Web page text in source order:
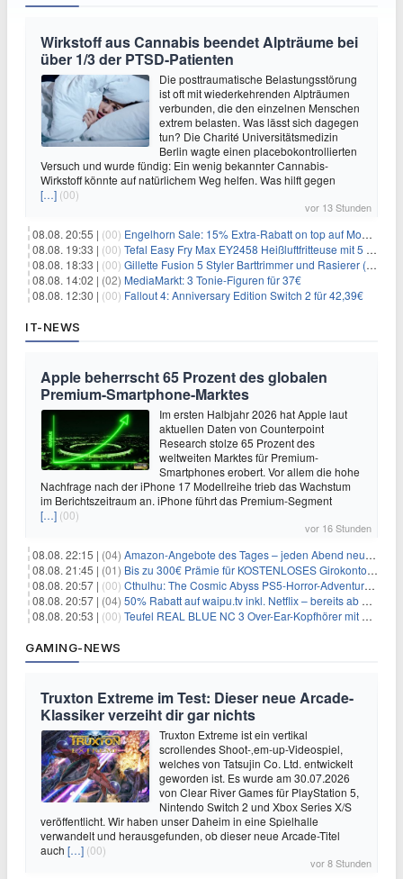
Wirkstoff aus Cannabis beendet Alpträume bei
über 1/3 der PTSD-Patienten
Die posttraumatische Belastungsstörung
ist oft mit wiederkehrenden Alpträumen
verbunden, die den einzelnen Menschen
extrem belasten. Was lässt sich dagegen
tun? Die Charité Universitätsmedizin
Berlin wagte einen placebokontrollierten
Versuch und wurde fündig: Ein wenig bekannter Cannabis-
Wirkstoff könnte auf natürlichem Weg helfen. Was hilft gegen
[…] (00)
vor 13 Stunden
08.08. 20:55 | (00) Engelhorn Sale: 15% Extra-Rabatt on top auf Mode- und Sport-Artikel
08.08. 19:33 | (00) Tefal Easy Fry Max EY2458 Heißluftfritteuse mit 5 Litern für 64,99€
08.08. 18:33 | (00) Gillette Fusion 5 Styler Barttrimmer und Rasierer (All in One) für 16€
08.08. 14:02 | (02) MediaMarkt: 3 Tonie-Figuren für 37€
08.08. 12:30 | (00) Fallout 4: Anniversary Edition Switch 2 für 42,39€
IT-NEWS
Apple beherrscht 65 Prozent des globalen
Premium-Smartphone-Marktes
Im ersten Halbjahr 2026 hat Apple laut
aktuellen Daten von Counterpoint
Research stolze 65 Prozent des
weltweiten Marktes für Premium-
Smartphones erobert. Vor allem die hohe
Nachfrage nach der iPhone 17 Modellreihe trieb das Wachstum
im Berichtszeitraum an. iPhone führt das Premium-Segment
[…] (00)
vor 16 Stunden
08.08. 22:15 | (04) Amazon-Angebote des Tages – jeden Abend neue Deals zum Stöbern
08.08. 21:45 | (01) Bis zu 300€ Prämie für KOSTENLOSES Girokonto bei der Santander – 50€ schon nach 1 Woche!
08.08. 20:57 | (00) Cthulhu: The Cosmic Abyss PS5-Horror-Adventure für 27,99€
08.08. 20:57 | (04) 50% Rabatt auf waipu.tv inkl. Netflix – bereits ab 9€/Monat (statt 17,99€)
08.08. 20:53 | (00) Teufel REAL BLUE NC 3 Over-Ear-Kopfhörer mit ANC für 149,99€
GAMING-NEWS
Truxton Extreme im Test: Dieser neue Arcade-
Klassiker verzeiht dir gar nichts
Truxton Extreme ist ein vertikal
scrollendes Shoot-‚em-up-Videospiel,
welches von Tatsujin Co. Ltd. entwickelt
geworden ist. Es wurde am 30.07.2026
von Clear River Games für PlayStation 5,
Nintendo Switch 2 und Xbox Series X/S
veröffentlicht. Wir haben unser Daheim in eine Spielhalle
verwandelt und herausgefunden, ob dieser neue Arcade-Titel
auch […] (00)
vor 8 Stunden